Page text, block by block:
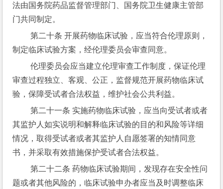
法由国务院药品监督管理部门、国务院卫生健康主管部
门共同制定。
第二十条 开展药物临床试验，应当符合伦理原则，
制定临床试验方案，经伦理委员会审查同意。
伦理委员会应当建立伦理审查工作制度，保证伦理
审查过程独立、客观、公正，监督规范开展药物临床试
验，保障受试者合法权益，维护社会公共利益。
第二十一条 实施药物临床试验，应当向受试者或者
其监护人如实说明和解释临床试验的目的和风险等详细
情况，取得受试者或者其监护人自愿签署的知情同意
书，并采取有效措施保护受试者合法权益。
第二十二条 药物临床试验期间，发现存在安全性问
题或者其他风险的，临床试验申办者应当及时调整临床